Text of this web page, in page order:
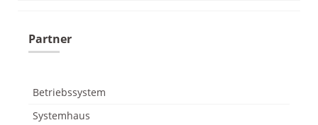
Partner
Betriebssystem
Systemhaus